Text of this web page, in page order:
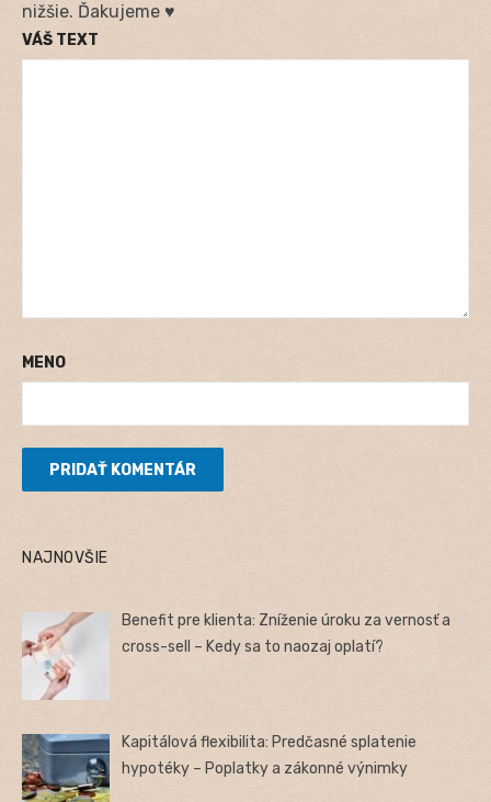
nižšie. Ďakujeme ♥
VÁŠ TEXT
MENO
NAJNOVŠIE
Benefit pre klienta: Zníženie úroku za vernosť a
cross-sell – Kedy sa to naozaj oplatí?
Kapitálová flexibilita: Predčasné splatenie
hypotéky – Poplatky a zákonné výnimky